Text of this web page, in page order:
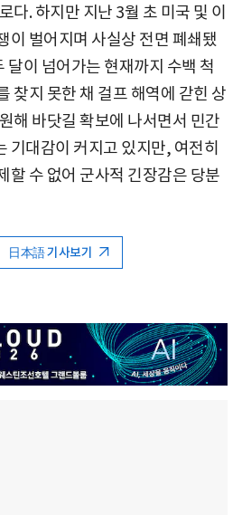
다. 하지만 지난 3월 초 미국 및 이
이 벌어지며 사실상 전면 폐쇄됐
달이 넘어가는 현재까지 수백 척
찾지 못한 채 걸프 해역에 갇힌 상
해 바닷길 확보에 나서면서 민간
기대감이 커지고 있지만, 여전히
할 수 없어 군사적 긴장감은 당분
日本語 기사보기